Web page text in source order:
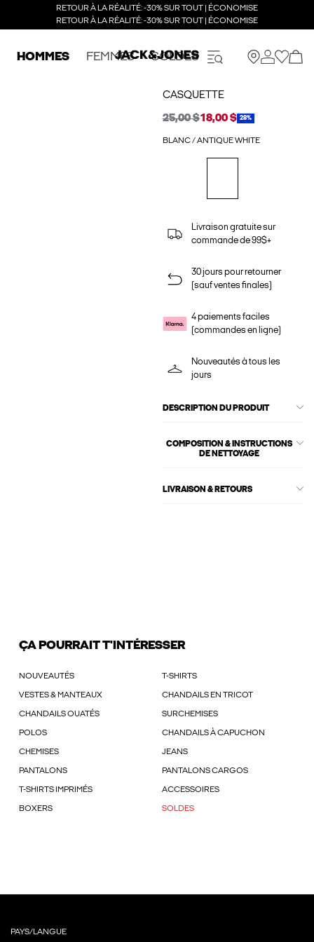
RETOUR À LA RÉALITÉ: -30% SUR TOUT | ÉCONOMISE
RETOUR À LA RÉALITÉ: -30% SUR TOUT | ÉCONOMISE
HOMMES FEMMES SOLDES
CASQUETTE
25,00 $18,00 $ 28%
BLANC / ANTIQUE WHITE
Livraison gratuite sur
commande de 99$+
30 jours pour retourner
(sauf ventes finales)
4 paiements faciles
(commandes en ligne)
Nouveautés à tous les
jours
DESCRIPTION DU PRODUIT
COMPOSITION & INSTRUCTIONS
DE NETTOYAGE
LIVRAISON & RETOURS
ÇA POURRAIT T'INTÉRESSER
NOUVEAUTÉS T-SHIRTS
VESTES & MANTEAUX CHANDAILS EN TRICOT
CHANDAILS OUATÉS SURCHEMISES
POLOS CHANDAILS À CAPUCHON
CHEMISES JEANS
PANTALONS PANTALONS CARGOS
T-SHIRTS IMPRIMÉS ACCESSOIRES
BOXERS SOLDES
PAYS/LANGUE